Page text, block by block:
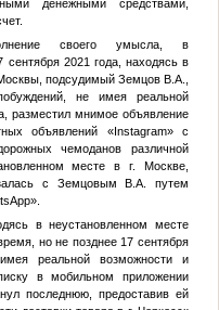
денежными средствами,
своего умысла, в
2021 года, находясь в
подсудимый Земцов В.А.
не имея реальной
разместил мнимое объявление
объявлений «Instagram» с
чемоданов различной
месте в г. Москве,
с Земцовым В.А.
путем
в неустановленном месте
но не позднее 17 сентября
реальной возможности и
в мобильном приложении
последнюю, предоставив ей